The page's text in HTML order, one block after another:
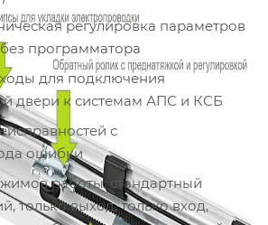
регулировка параметров
программатора
для подключения
двери к системам АПС и КСБ
с
ошибки
работы: стандартный
только выход, только вход,